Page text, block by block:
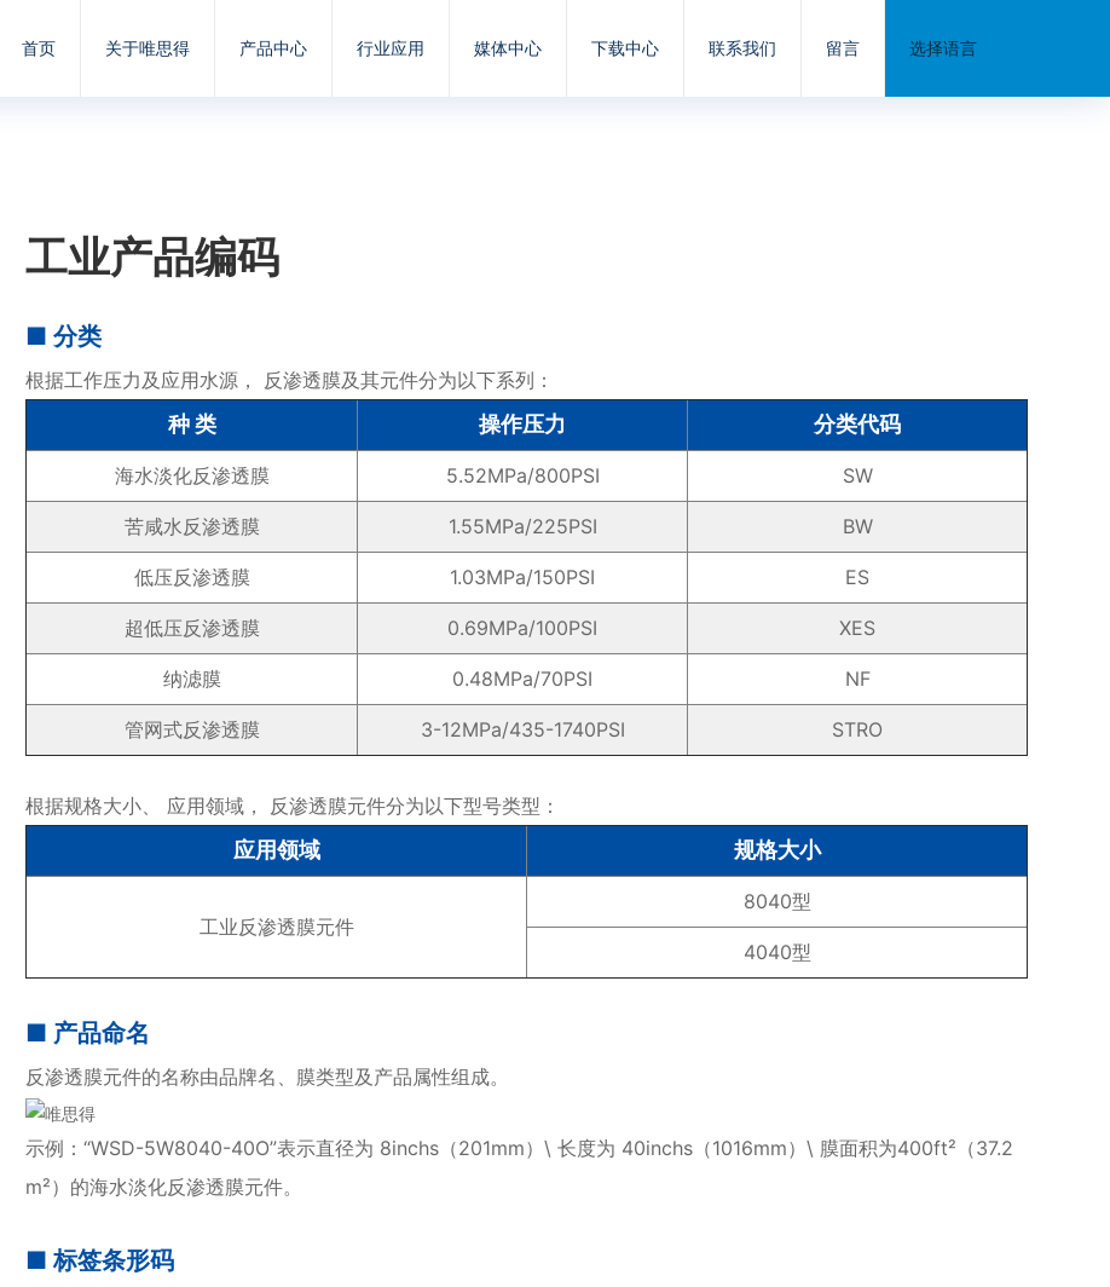
首页 关于唯思得 产品中心 行业应用 媒体中心 下载中心 联系我们 留言 选择语言
工业产品编码
■ 分类
根据工作压力及应用水源， 反渗透膜及其元件分为以下系列：
种 类 操作压力 分类代码
海水淡化反渗透膜 5.52MPa/800PSI SW
苦咸水反渗透膜 1.55MPa/225PSI BW
低压反渗透膜 1.03MPa/150PSI ES
超低压反渗透膜 0.69MPa/100PSI XES
纳滤膜 0.48MPa/70PSI NF
管网式反渗透膜 3-12MPa/435-1740PSI STRO
根据规格大小、 应用领域， 反渗透膜元件分为以下型号类型：
应用领域 规格大小
工业反渗透膜元件
8040型
4040型
■ 产品命名
反渗透膜元件的名称由品牌名、膜类型及产品属性组成。
示例：“WSD-5W8040-40O”表示直径为 8inchs（201mm）\ 长度为 40inchs（1016mm）\ 膜面积为400ft²（37.2
m²）的海水淡化反渗透膜元件。
■ 标签条形码